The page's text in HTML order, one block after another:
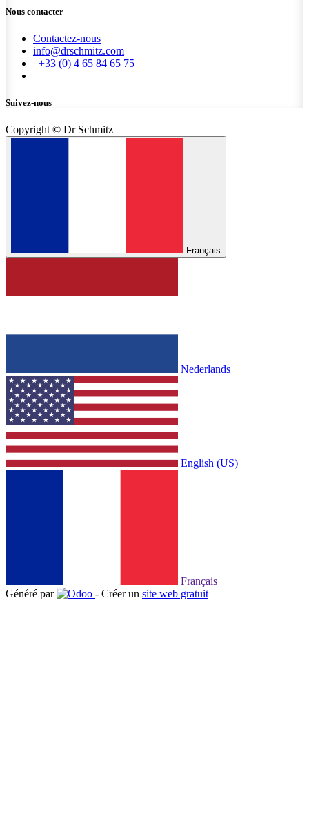
Nous contacter
Contactez-nous
info@drschmitz.com
+33 (0) 4 65 84 65 75
Suivez-nous
Copyright © Dr Schmitz
Français
Nederlands
English (US)
Français
Généré par
- Créer un site web gratuit